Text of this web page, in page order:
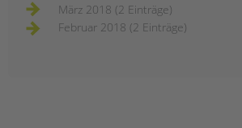
März 2018 (2 Einträge)
Februar 2018 (2 Einträge)